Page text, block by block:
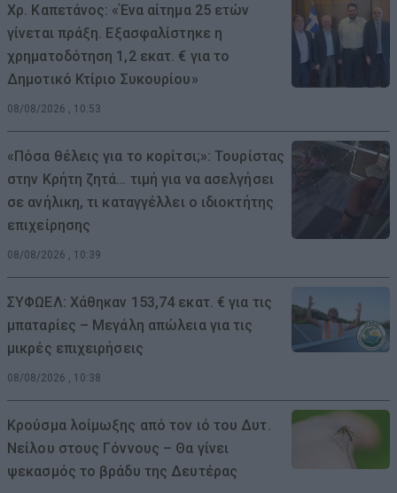
Χρ. Καπετάνος: «Ένα αίτημα 25 ετών
γίνεται πράξη. Εξασφαλίστηκε η
χρηματοδότηση 1,2 εκατ. € για το
Δημοτικό Κτίριο Συκουρίου»
08/08/2026 , 10:53
«Πόσα θέλεις για το κορίτσι;»: Τουρίστας
στην Κρήτη ζητά… τιμή για να ασελγήσει
σε ανήλικη, τι καταγγέλλει ο ιδιοκτήτης
επιχείρησης
08/08/2026 , 10:39
ΣΥΦΩΕΛ: Χάθηκαν 153,74 εκατ. € για τις
μπαταρίες – Μεγάλη απώλεια για τις
μικρές επιχειρήσεις
08/08/2026 , 10:38
Κρούσμα λοίμωξης από τον ιό του Δυτ.
Νείλου στους Γόννους – Θα γίνει
ψεκασμός το βράδυ της Δευτέρας